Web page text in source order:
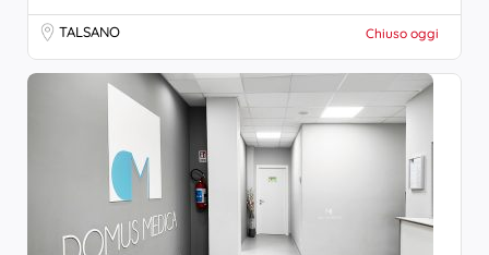
TALSANO Chiuso oggi